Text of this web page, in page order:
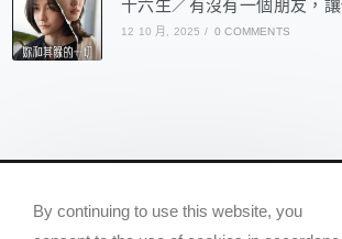
十六生／有沒有一個朋友，
12 10 月, 2025 / 0 COMMENTS
Now Q 2020 @ All rights
By continuing to use this website, you